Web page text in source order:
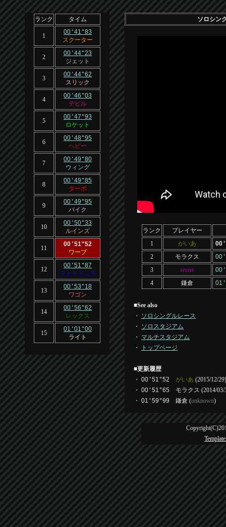
ランク タイム
1
00 ' 41 "83
スクーター
2
00 ' 44"23
ジェット
3
00 ' 44"62
スリック
4
00 ' 46 "03
デビル
5
00 ' 47 "93
ロケット
6
00 ' 48"95
ヘビー
7
00 ' 49 "80
ウィング
8
00 ' 49 "85
ターボ
9
00 ' 49 "95
バイク
10
00 ' 50"33
ルインズ
11
00'51"52
ワープ
12
00 ' 51 "87
フォーミュラ
13
00 ' 53 "18
ワゴン
14
00 ' 56 "62
レックス
15
01 ' 01 "00
ライト
ソロシン
ランク
プレイヤー
1
がいあ 00'
2
モラクス 00'
3
secret 00'
4
鎌倉 01 '
■See also
・ ソロシングルレース
・ ソロスタジアム
・ マルチスタジアム
・
トップページ
■更新履歴
・ 00 '51 "52 がいあ (2015/12/
・ 00 '51 "65 モラクス (2014/
・ 01 '59 "99 鎌倉 (unknown)